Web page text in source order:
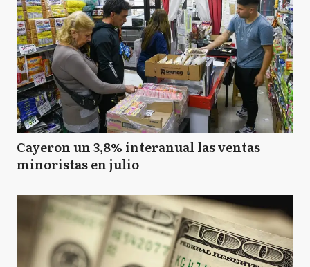
Cayeron un 3,8% interanual las ventas
minoristas en julio